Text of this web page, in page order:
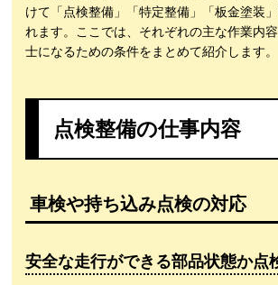
けて「点検整備」「特定整備」「板金塗装
れます。ここでは、それぞれの主な作業内
士になるための条件をまとめて紹介します。
点検整備の仕事内容
車検や持ち込み点検の対応
安全な走行ができる部品状態か点